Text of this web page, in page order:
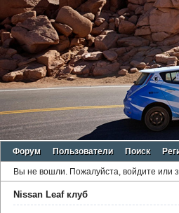
Форум Пользователи Поиск
Вы не вошли. Пожалуйста, войдите или
Nissan Leaf клуб